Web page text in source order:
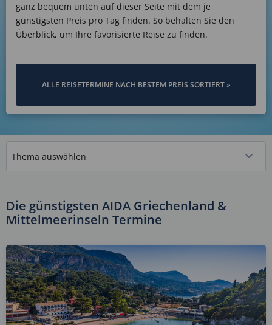
ganz bequem unten auf dieser Seite mit dem je
günstigsten Preis pro Tag finden. So behalten Sie den
Überblick, um Ihre favorisierte Reise zu finden.
ALLE REISETERMINE NACH BESTEM PREIS SORTIERT »
Die günstigsten AIDA Griechenland &
Mittelmeerinseln Termine